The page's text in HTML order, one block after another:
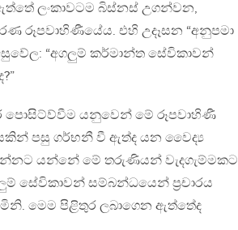
ලංකාවටම බිස්නස් උගන්වන,
රූපවාහිණීයේය. එහි උදෑසන “අනුපමා
“අගලුම් කර්මාන්ත සේවිකාවන්
පොසිට්ව්වීම යනුවෙන් මේ රූපවාහිණී
පසු ගර්භනී වී ඇත්ද යන වෛද්‍ය
යන්නේ මේ තරුණියන් වැදගැම්මකට
සේවිකාවන් සම්බන්ධයෙන් ප්‍රචාරය
මෙම පිළිතුර ලබාගෙන ඇත්තේද